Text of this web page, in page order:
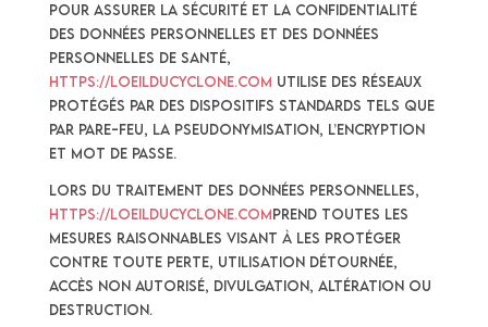
Pour assurer la sécurité et la confidentialité
des Données Personnelles et des Données
Personnelles de Santé,
https://loeilducyclone.com utilise des réseaux
protégés par des dispositifs standards tels que
par pare-feu, la pseudonymisation, l’encryption
et mot de passe.
Lors du traitement des Données Personnelles,
https://loeilducyclone.comprend toutes les
mesures raisonnables visant à les protéger
contre toute perte, utilisation détournée,
accès non autorisé, divulgation, altération ou
destruction.